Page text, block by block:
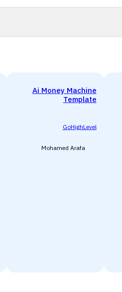
Ai Money Machine
Template
GoHighLevel
Mohamed Arafa